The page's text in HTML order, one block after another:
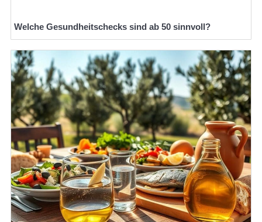
Welche Gesundheitschecks sind ab 50 sinnvoll?